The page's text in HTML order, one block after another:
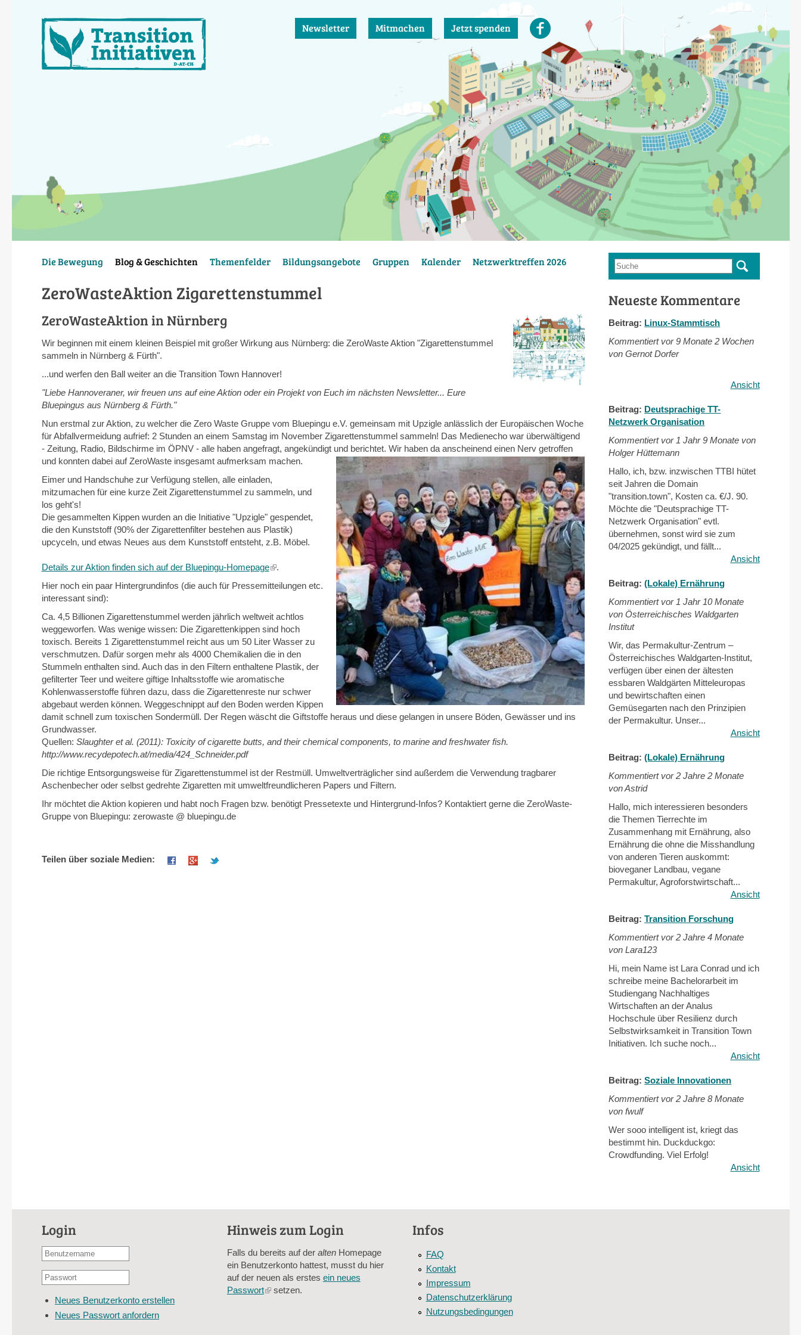
Newsletter Mitmachen Jetzt spenden
Die Bewegung Blog & Geschichten Themenfelder Bildungsangebote Gruppen Kalender Netzwerktreffen 2026
ZeroWasteAktion Zigarettenstummel
ZeroWasteAktion in Nürnberg
Wir beginnen mit einem kleinen Beispiel mit großer Wirkung aus Nürnberg: die ZeroWaste Aktion "Zigarettenstummel
sammeln in Nürnberg & Fürth".
...und werfen den Ball weiter an die Transition Town Hannover!
"Liebe Hannoveraner, wir freuen uns auf eine Aktion oder ein Projekt von Euch im nächsten Newsletter... Eure
Bluepingus aus Nürnberg & Fürth."
Nun erstmal zur Aktion, zu welcher die Zero Waste Gruppe vom Bluepingu e.V. gemeinsam mit Upzigle anlässlich der Europäischen Woche
für Abfallvermeidung aufrief: 2 Stunden an einem Samstag im November Zigarettenstummel sammeln! Das Medienecho war überwältigend
- Zeitung, Radio, Bildschirme im ÖPNV - alle haben angefragt, angekündigt und berichtet. Wir haben da anscheinend einen Nerv getroffen
und konnten dabei auf ZeroWaste insgesamt aufmerksam machen.
Eimer und Handschuhe zur Verfügung stellen, alle einladen,
mitzumachen für eine kurze Zeit Zigarettenstummel zu sammeln, und
los geht's!
Die gesammelten Kippen wurden an die Initiative "Upzigle" gespendet,
die den Kunststoff (90% der Zigarettenfilter bestehen aus Plastik)
upcyceln, und etwas Neues aus dem Kunststoff entsteht, z.B. Möbel.
Details zur Aktion finden sich auf der Bluepingu-Homepage(link
external)
.
Hier noch ein paar Hintergrundinfos (die auch für Pressemitteilungen etc.
interessant sind):
Ca. 4,5 Billionen Zigarettenstummel werden jährlich weltweit achtlos
weggeworfen. Was wenige wissen: Die Zigarettenkippen sind hoch
toxisch. Bereits 1 Zigarettenstummel reicht aus um 50 Liter Wasser zu
verschmutzen. Dafür sorgen mehr als 4000 Chemikalien die in den
Stummeln enthalten sind. Auch das in den Filtern enthaltene Plastik, der
gefilterter Teer und weitere giftige Inhaltsstoffe wie aromatische
Kohlenwasserstoffe führen dazu, dass die Zigarettenreste nur schwer
abgebaut werden können. Weggeschnippt auf den Boden werden Kippen
damit schnell zum toxischen Sondermüll. Der Regen wäscht die Giftstoffe heraus und diese gelangen in unsere Böden, Gewässer und ins
Grundwasser.
Quellen: Slaughter et al. (2011): Toxicity of cigarette butts, and their chemical components, to marine and freshwater fish.
http://www.recydepotech.at/media/424_Schneider.pdf
Die richtige Entsorgungsweise für Zigarettenstummel ist der Restmüll. Umweltverträglicher sind außerdem die Verwendung tragbarer
Aschenbecher oder selbst gedrehte Zigaretten mit umweltfreundlicheren Papers und Filtern.
Ihr möchtet die Aktion kopieren und habt noch Fragen bzw. benötigt Pressetexte und Hintergrund-Infos? Kontaktiert gerne die ZeroWaste-
Gruppe von Bluepingu: zerowaste @ bluepingu.de
Teilen über soziale Medien:
Suchformular
Suche
Neueste Kommentare
Beitrag: Linux-Stammtisch
Kommentiert vor9 Monate 2 Wochen
von Gernot Dorfer
Ansicht
Beitrag: Deutsprachige TT-
Netzwerk Organisation
Kommentiert vor 1 Jahr 9 Monate von
Holger Hüttemann
Hallo, ich, bzw. inzwischen TTBI hütet
seit Jahren die Domain
"transition.town", Kosten ca. €/J. 90.
Möchte die "Deutsprachige TT-
Netzwerk Organisation" evtl.
übernehmen, sonst wird sie zum
04/2025 gekündigt, und fällt...
Ansicht
Beitrag:(Lokale) Ernährung
Kommentiert vor 1 Jahr 10 Monate
von Österreichisches Waldgarten
Institut
Wir, das Permakultur-Zentrum –
Österreichisches Waldgarten-Institut,
verfügen über einen der ältesten
essbaren Waldgärten Mitteleuropas
und bewirtschaften einen
Gemüsegarten nach den Prinzipien
der Permakultur. Unser...
Ansicht
Beitrag:(Lokale) Ernährung
Kommentiert vor2 Jahre 2 Monate
von Astrid
Hallo, mich interessieren besonders
die Themen Tierrechte im
Zusammenhang mit Ernährung, also
Ernährung die ohne die Misshandlung
von anderen Tieren auskommt:
bioveganer Landbau, vegane
Permakultur, Agroforstwirtschaft...
Ansicht
Beitrag:Transition Forschung
Kommentiert vor2 Jahre 4 Monate
von Lara123
Hi, mein Name ist Lara Conrad und ich
schreibe meine Bachelorarbeit im
Studiengang Nachhaltiges
Wirtschaften an der Analus
Hochschule über Resilienz durch
Selbstwirksamkeit in Transition Town
Initiativen. Ich suche noch...
Ansicht
Beitrag:Soziale Innovationen
Kommentiert vor2 Jahre 8 Monate
von fwulf
Wer sooo intelligent ist, kriegt das
bestimmt hin. Duckduckgo:
Crowdfunding. Viel Erfolg!
Ansicht
Login
Benutzername
E-
Adresse
Passwort
Neues Benutzerkonto erstellen
Neues Passwort anfordern
Hinweis zum Login
Falls du bereits auf der altenHomepage
ein Benutzerkonto hattest, musst du hier
auf der neuen als erstes ein neues
Passwort(linksetzen.
Infos
FAQ
Kontakt
Impressum
Datenschutzerklärung
Nutzungsbedingungen